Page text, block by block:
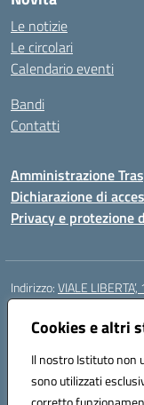
Cookies e altri
Il nostro Istituto non
sono utilizzati
Le notizie
Le circolari
Calendario eventi
Bandi
Contatti
Amministrazione
Dichiarazione di
Privacy e protezione
Indirizzo:VIALE
Centralino:
Posta elettronica
Codice fiscale:
Codice meccanografico:
Codice Indice delle